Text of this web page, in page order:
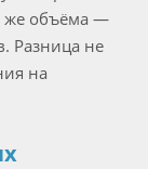
же объёма —
Разница не
на